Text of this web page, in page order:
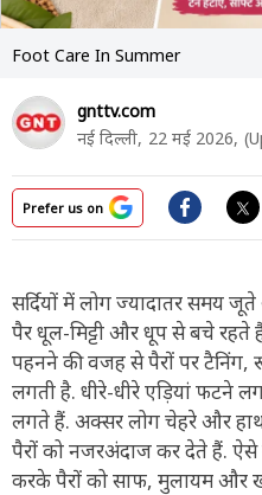
Foot Care In Summer
gnttv.com
नई दिल्ली, 22 मई 2026,
Prefer us on
सर्दियों में लोग ज्यादातर समय
पैर धूल-मिट्टी और धूप से बचे रहते
पहनने की वजह से पैरों पर
लगती है. धीरे-धीरे एड़ियां फटने
लगते हैं. अक्सर लोग चेहरे और
पैरों को नजरअंदाज कर देते हैं.
करके पैरों को साफ, मुलायम और